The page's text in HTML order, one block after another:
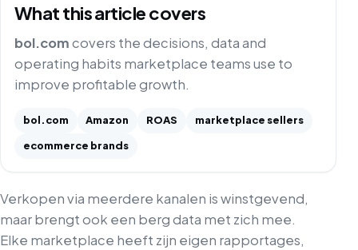
What this article covers
bol.comcovers the decisions, data and
operating habits marketplace teams use to
improve profitable growth.
bol.com Amazon ROAS
marketplace sellers
ecommerce brands
Verkopen via meerdere kanalen is winstgevend,
maar brengt ook een berg data met zich mee.
Elke marketplace heeft zijn eigen rapportages,